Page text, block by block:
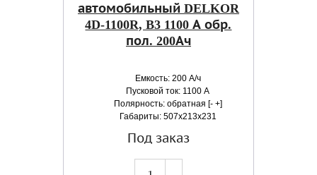
автомобильный DELKOR
4D-1100R, B3 1100 А обр.
пол. 200Ач
Емкость: 200 А/ч
Пусковой ток: 1100 А
Полярность: обратная [- +]
Габариты: 507x213x231
Под заказ